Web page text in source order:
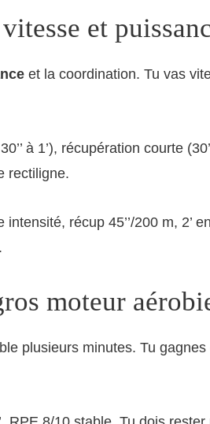
et
et la coordination. Tu vas
à 1’), récupération courte
rectiligne.
récup 45’’/200 m, 2’
moteur
plusieurs minutes. Tu